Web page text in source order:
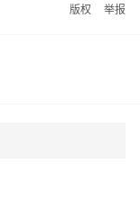
版权 举报